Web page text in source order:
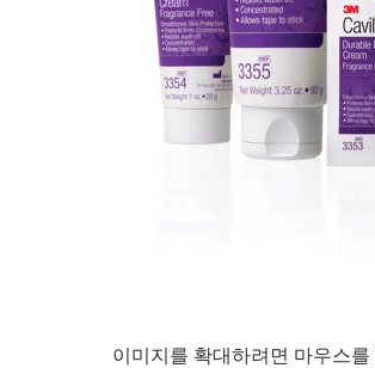
이미지를 확대하려면 마우스를